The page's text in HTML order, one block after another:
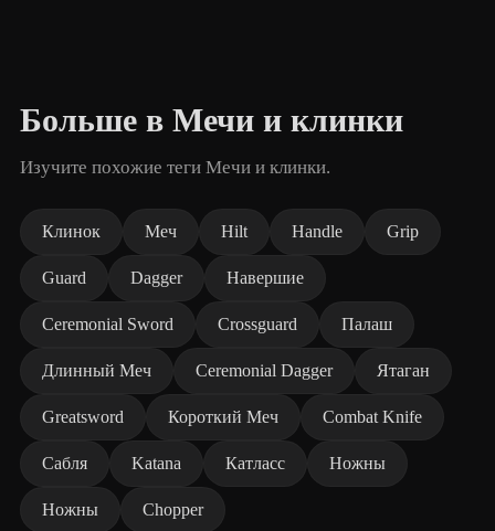
Больше в Мечи и клинки
Изучите похожие теги Мечи и клинки.
Клинок Меч Hilt Handle Grip
Guard Dagger Навершие
Ceremonial Sword Crossguard Палаш
Длинный Меч Ceremonial Dagger Ятаган
Greatsword Короткий Меч Combat Knife
Сабля Katana Катласс Ножны
Ножны Chopper